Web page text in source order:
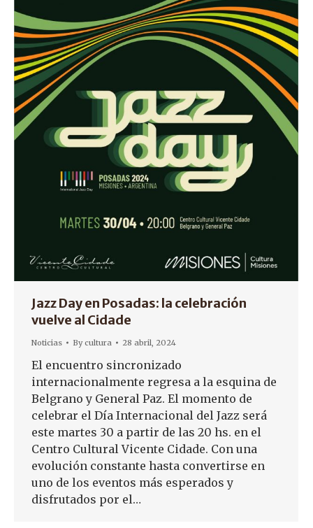
Jazz Day en Posadas: la celebración
vuelve al Cidade
Noticias Bycultura 28 abril, 2024
El encuentro sincronizado
internacionalmente regresa a la esquina de
Belgrano y General Paz. El momento de
celebrar el Día Internacional del Jazz será
este martes 30 a partir de las 20 hs. en el
Centro Cultural Vicente Cidade. Con una
evolución constante hasta convertirse en
uno de los eventos más esperados y
disfrutados por el…